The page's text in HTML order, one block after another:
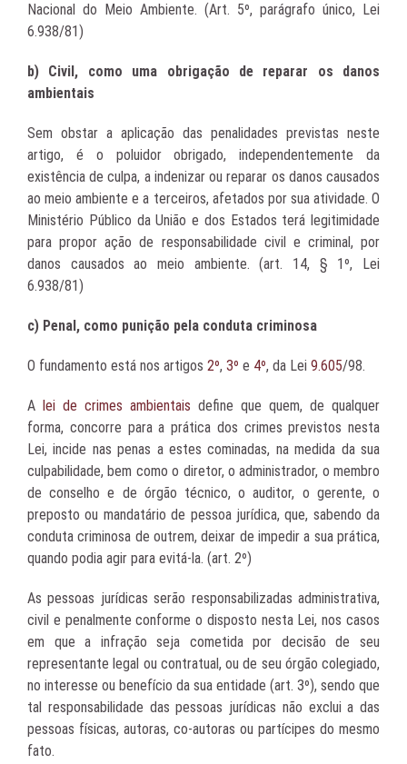
Nacional do Meio Ambiente. (Art. 5º, parágrafo único, Lei
6.938/81)
b) Civil, como uma obrigação de reparar os danos
ambientais
Sem obstar a aplicação das penalidades previstas neste
artigo, é o poluidor obrigado, independentemente da
existência de culpa, a indenizar ou reparar os danos causados
ao meio ambiente e a terceiros, afetados por sua atividade. O
Ministério Público da União e dos Estados terá legitimidade
para propor ação de responsabilidade civil e criminal, por
danos causados ao meio ambiente. (art. 14, § 1º, Lei
6.938/81)
c) Penal, como punição pela conduta criminosa
O fundamento está nos artigos 2º, 3º e 4º, da Lei 9.605/98.
A lei de crimes ambientais define que quem, de qualquer
forma, concorre para a prática dos crimes previstos nesta
Lei, incide nas penas a estes cominadas, na medida da sua
culpabilidade, bem como o diretor, o administrador, o membro
de conselho e de órgão técnico, o auditor, o gerente, o
preposto ou mandatário de pessoa jurídica, que, sabendo da
conduta criminosa de outrem, deixar de impedir a sua prática,
quando podia agir para evitá-la. (art. 2º)
As pessoas jurídicas serão responsabilizadas administrativa,
civil e penalmente conforme o disposto nesta Lei, nos casos
em que a infração seja cometida por decisão de seu
representante legal ou contratual, ou de seu órgão colegiado,
no interesse ou benefício da sua entidade (art. 3º), sendo que
tal responsabilidade das pessoas jurídicas não exclui a das
pessoas físicas, autoras, co-autoras ou partícipes do mesmo
fato.